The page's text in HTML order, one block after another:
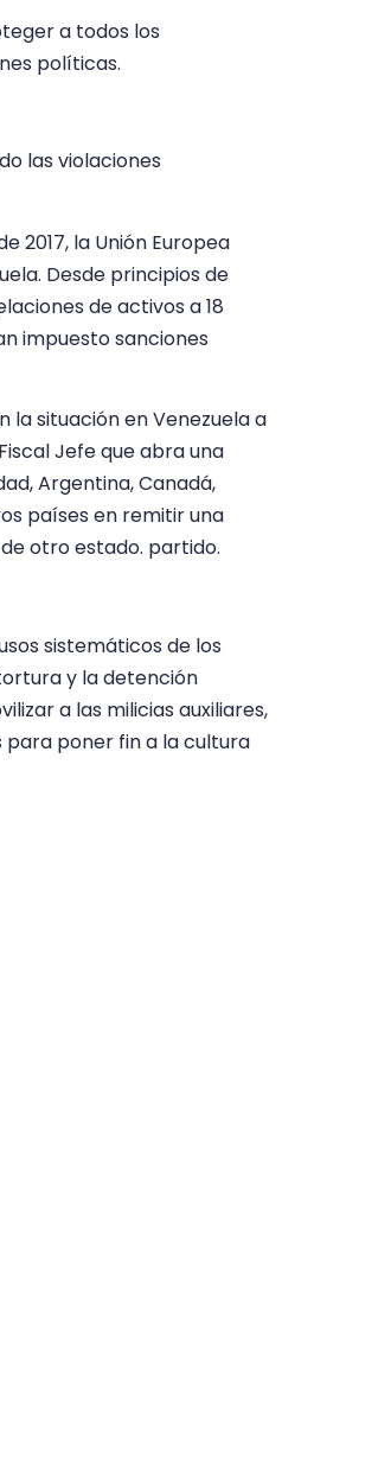
a todos los
políticas.
las violaciones
2017, la Unión Europea
Desde principios de
de activos a 18
impuesto sanciones
la situación en Venezuela a
Jefe que abra una
Argentina, Canadá,
países en remitir una
otro estado. partido.
sistemáticos de los
y la detención
a las milicias auxiliares,
para poner fin a la cultura